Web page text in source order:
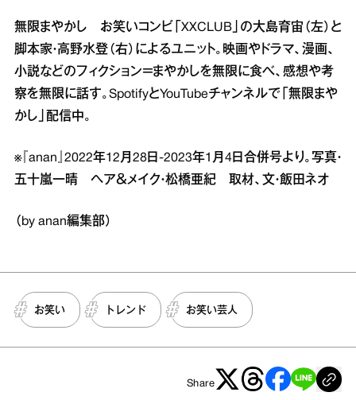
無限まやかし お笑いコンビ「XXCLUB」の大島育宙（左）と
脚本家・高野水登（右）によるユニット。映画やドラマ、漫画、
小説などのフィクション＝まやかしを無限に食べ、感想や考
察を無限に話す。SpotifyとYouTubeチャンネルで「無限まや
かし」配信中。
※『anan』2022年12月28日‐2023年1月4日合併号より。写真・
五十嵐一晴 ヘア＆メイク・松橋亜紀 取材、文・飯田ネオ
（by anan編集部）
お笑い トレンド お笑い芸人
Share